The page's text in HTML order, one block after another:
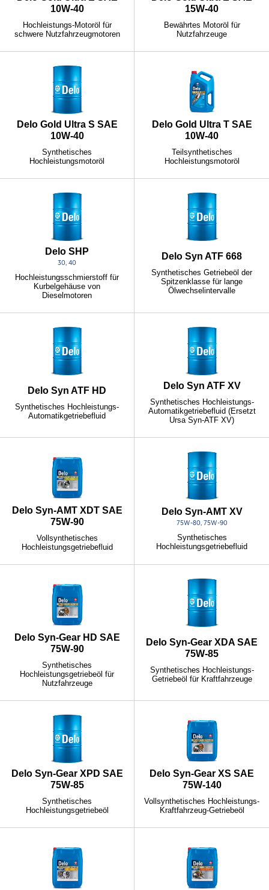
10W-40
Hochleistungs-Motoröl für
schwere Nutzfahrzeugmotoren
15W-40
Bewährtes Motoröl für
Nutzfahrzeuge
Delo Gold Ultra S SAE
10W-40
Synthetisches
Hochleistungsmotoröl
Delo Gold Ultra T SAE
10W-40
Teilsynthetisches
Hochleistungsmotoröl
Delo SHP
30, 40
Hochleistungsschmierstoff für
Kurbelgehäuse von
Dieselmotoren
Delo Syn ATF 668
Synthetisches Getriebeöl der
Spitzenklasse für lange
Ölwechselintervalle
Delo Syn ATF HD
Synthetisches Hochleistungs-
Automatikgetriebefluid
Delo Syn ATF XV
Synthetisches Hochleistungs-
Automatikgetriebefluid (Ersetzt
Ursa Syn-ATF XV)
Delo Syn-AMT XDT SAE
75W-90
Vollsynthetisches
Hochleistungsgetriebefluid
Delo Syn-AMT XV
75W-80, 75W-90
Synthetisches
Hochleistungsgetriebefluid
Delo Syn-Gear HD SAE
75W-90
Synthetisches
Hochleistungsgetriebeöl für
Nutzfahrzeuge
Delo Syn-Gear XDA SAE
75W-85
Synthetisches Hochleistungs-
Getriebeöl für Kraftfahrzeuge
Delo Syn-Gear XPD SAE
75W-85
Synthetisches
Hochleistungsgetriebeöl
Delo Syn-Gear XS SAE
75W-140
Vollsynthetisches Hochleistungs-
Kraftfahrzeug-Getriebeöl